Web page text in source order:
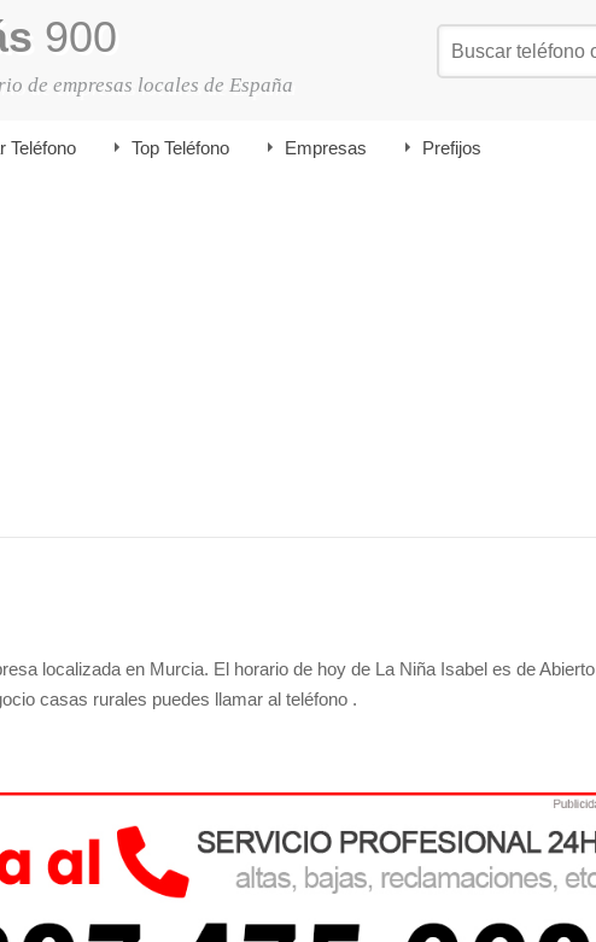
900
de empresas locales de España
Teléfono Top Teléfono Empresas Prefijos
localizada en Murcia. El horario de hoy de La Niña Isabel es de Abierto
casas rurales puedes llamar al teléfono .